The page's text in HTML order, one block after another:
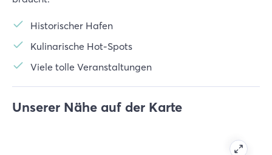
Historischer Hafen
Kulinarische Hot-Spots
Viele tolle Veranstaltungen
Unserer Nähe auf der Karte